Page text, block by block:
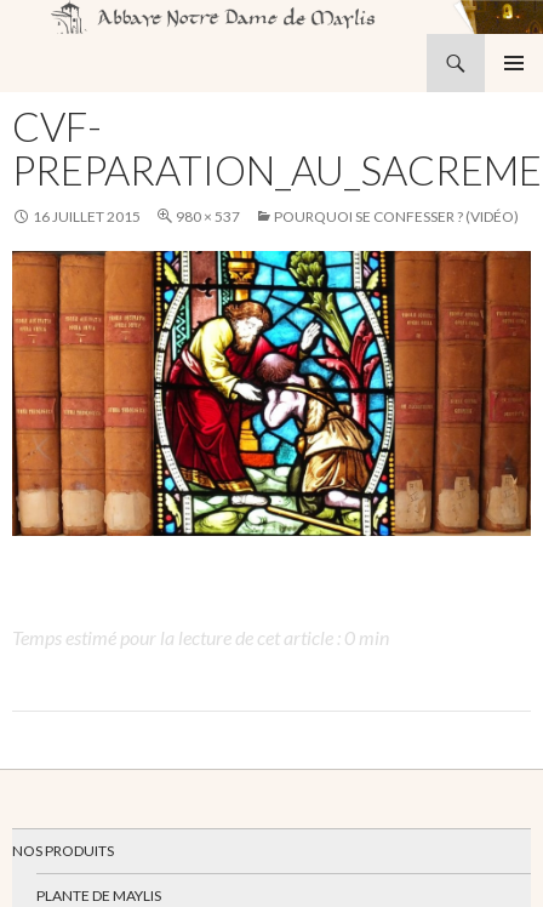
AU
CONTENU
CVF-
16 JUILLET 2015 980 × 537 POURQUOI SE CONFESSER ? (VIDÉO)
Temps estimé pour la lecture de cet article : 0 min
NOS PRODUITS
PLANTE DE MAYLIS